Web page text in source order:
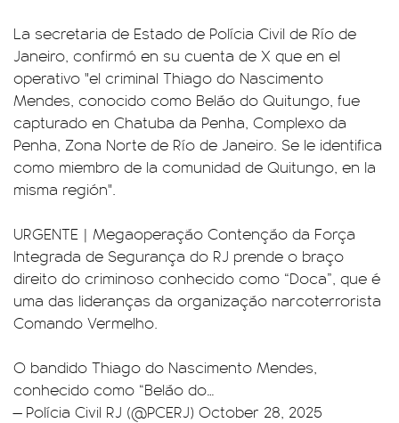
La secretaria de Estado de Polícia Civil de Río de
Janeiro, confirmó en su cuenta de X que en el
operativo "el criminal Thiago do Nascimento
Mendes, conocido como Belão do Quitungo, fue
capturado en Chatuba da Penha, Complexo da
Penha, Zona Norte de Río de Janeiro. Se le identifica
como miembro de la comunidad de Quitungo, en la
misma región".
URGENTE | Megaoperação Contenção da Força
Integrada de Segurança do RJ prende o braço
direito do criminoso conhecido como “Doca”, que é
uma das lideranças da organização narcoterrorista
Comando Vermelho.
O bandido Thiago do Nascimento Mendes,
conhecido como “Belão do…
— Polícia Civil RJ (@PCERJ) October 28, 2025